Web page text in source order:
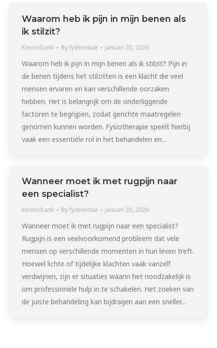
Waarom heb ik pijn in mijn benen als
ik stilzit?
Kennisbank Byfydeevitae januari 20, 2026
Waarom heb ik pijn in mijn benen als ik stilzit? Pijn in
de benen tijdens het stilzitten is een klacht die veel
mensen ervaren en kan verschillende oorzaken
hebben. Het is belangrijk om de onderliggende
factoren te begrijpen, zodat gerichte maatregelen
genomen kunnen worden. Fysiotherapie speelt hierbij
vaak een essentiële rol in het behandelen en…
Wanneer moet ik met rugpijn naar
een specialist?
Kennisbank Byfydeevitae januari 20, 2026
Wanneer moet ik met rugpijn naar een specialist?
Rugpijn is een veelvoorkomend probleem dat vele
mensen op verschillende momenten in hun leven treft.
Hoewel lichte of tijdelijke klachten vaak vanzelf
verdwijnen, zijn er situaties waarin het noodzakelijk is
om professionele hulp in te schakelen. Het zoeken van
de juiste behandeling kan bijdragen aan een sneller…